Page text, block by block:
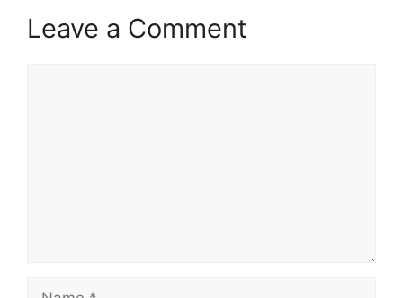
Leave a Comment
Name